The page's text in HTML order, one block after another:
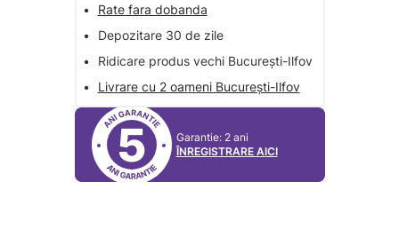
•
Rate fara dobanda
•
Depozitare 30 de zile
•
Ridicare produs vechi București-Ilfov
•
Livrare cu 2 oameni București-Ilfov
5
Garantie: 2 ani
ÎNREGISTRARE AICI